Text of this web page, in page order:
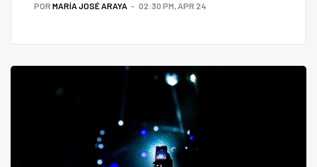
POR MARÍA JOSÉ ARAYA 02:30 PM, APR 24